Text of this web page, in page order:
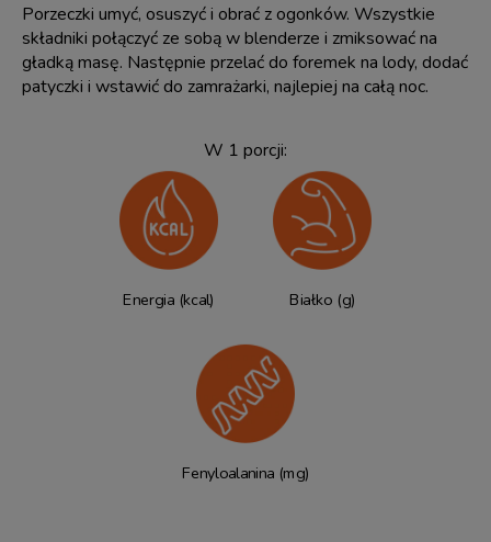
Porzeczki umyć, osuszyć i obrać z ogonków. Wszystkie
składniki połączyć ze sobą w blenderze i zmiksować na
gładką masę. Następnie przelać do foremek na lody, dodać
patyczki i wstawić do zamrażarki, najlepiej na całą noc.
W 1 porcji:
Energia (kcal) Białko (g)
Fenyloalanina (mg)